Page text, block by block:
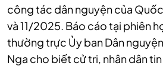
công tác dân nguyện của
và 11/2025. Báo cáo tại phiên
thường trực Ủy ban Dân
Nga cho biết cử tri, nhân dân